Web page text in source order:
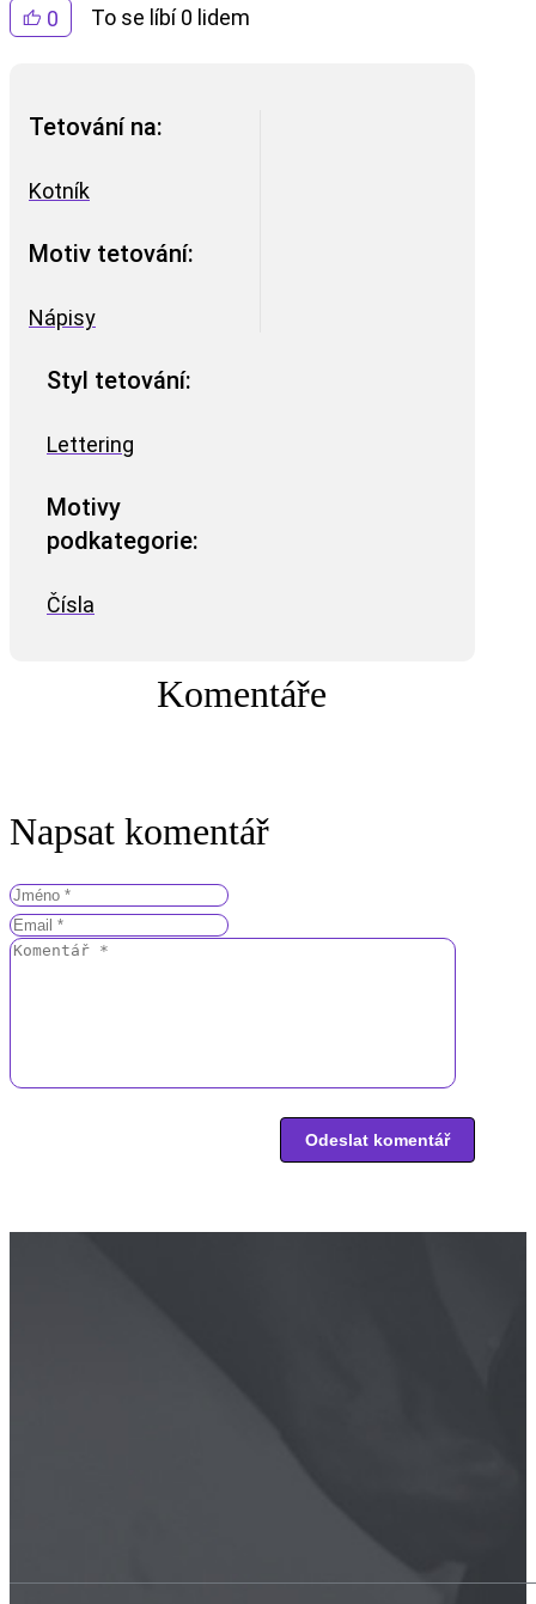
0 To se líbí 0 lidem
Tetování na:
Kotník
Motiv tetování:
Nápisy
Styl tetování:
Lettering
Motivy
podkategorie:
Čísla
Komentáře
Napsat komentář